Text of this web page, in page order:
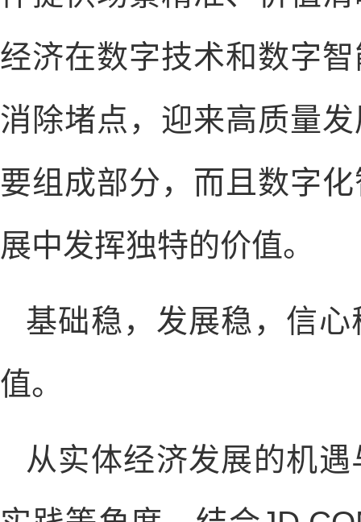
经济在数字技术和数字
消除堵点，迎来高质量
要组成部分，而且数字
展中发挥独特的价值。
基础稳，发展稳，信
值。
从实体经济发展的机